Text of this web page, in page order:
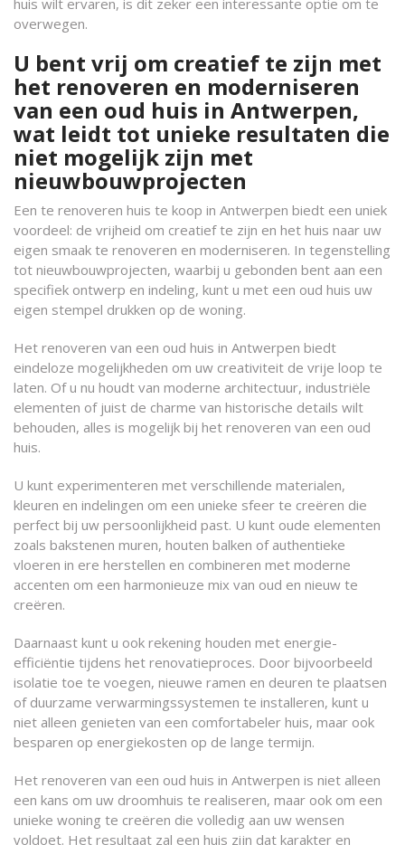
huis wilt ervaren, is dit zeker een interessante optie om te
overwegen.
U bent vrij om creatief te zijn met
het renoveren en moderniseren
van een oud huis in Antwerpen,
wat leidt tot unieke resultaten die
niet mogelijk zijn met
nieuwbouwprojecten
Een te renoveren huis te koop in Antwerpen biedt een uniek
voordeel: de vrijheid om creatief te zijn en het huis naar uw
eigen smaak te renoveren en moderniseren. In tegenstelling
tot nieuwbouwprojecten, waarbij u gebonden bent aan een
specifiek ontwerp en indeling, kunt u met een oud huis uw
eigen stempel drukken op de woning.
Het renoveren van een oud huis in Antwerpen biedt
eindeloze mogelijkheden om uw creativiteit de vrije loop te
laten. Of u nu houdt van moderne architectuur, industriële
elementen of juist de charme van historische details wilt
behouden, alles is mogelijk bij het renoveren van een oud
huis.
U kunt experimenteren met verschillende materialen,
kleuren en indelingen om een unieke sfeer te creëren die
perfect bij uw persoonlijkheid past. U kunt oude elementen
zoals bakstenen muren, houten balken of authentieke
vloeren in ere herstellen en combineren met moderne
accenten om een harmonieuze mix van oud en nieuw te
creëren.
Daarnaast kunt u ook rekening houden met energie-
efficiëntie tijdens het renovatieproces. Door bijvoorbeeld
isolatie toe te voegen, nieuwe ramen en deuren te plaatsen
of duurzame verwarmingssystemen te installeren, kunt u
niet alleen genieten van een comfortabeler huis, maar ook
besparen op energiekosten op de lange termijn.
Het renoveren van een oud huis in Antwerpen is niet alleen
een kans om uw droomhuis te realiseren, maar ook om een
unieke woning te creëren die volledig aan uw wensen
voldoet. Het resultaat zal een huis zijn dat karakter en